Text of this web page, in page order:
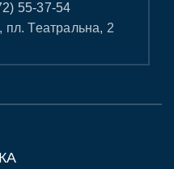
55-37-54
пл. Театральна, 2